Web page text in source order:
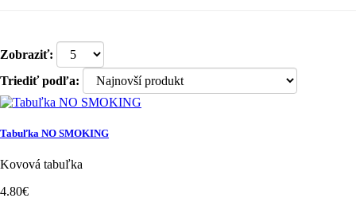
Zobraziť:
Triediť podľa:
Tabuľka NO SMOKING
Kovová tabuľka
4.80€